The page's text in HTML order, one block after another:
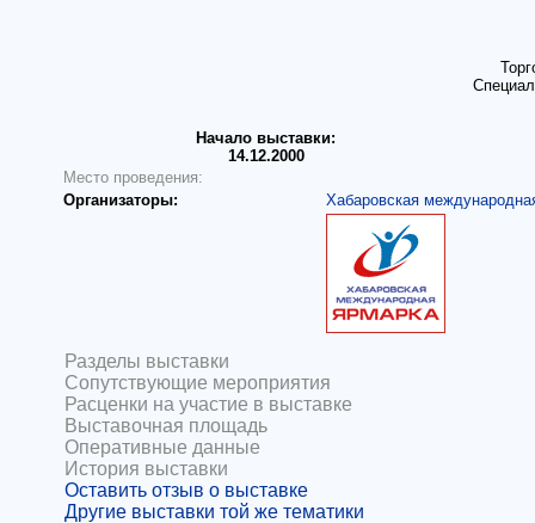
Начало выставки:
14.12.2000
Место проведения:
Организаторы:
Хабаровская
Разделы выставки
Сопутствующие мероприятия
Расценки на участие в выставке
Выставочная площадь
Оперативные данные
История выставки
Оставить отзыв о выставке
Другие выставки той же тематики